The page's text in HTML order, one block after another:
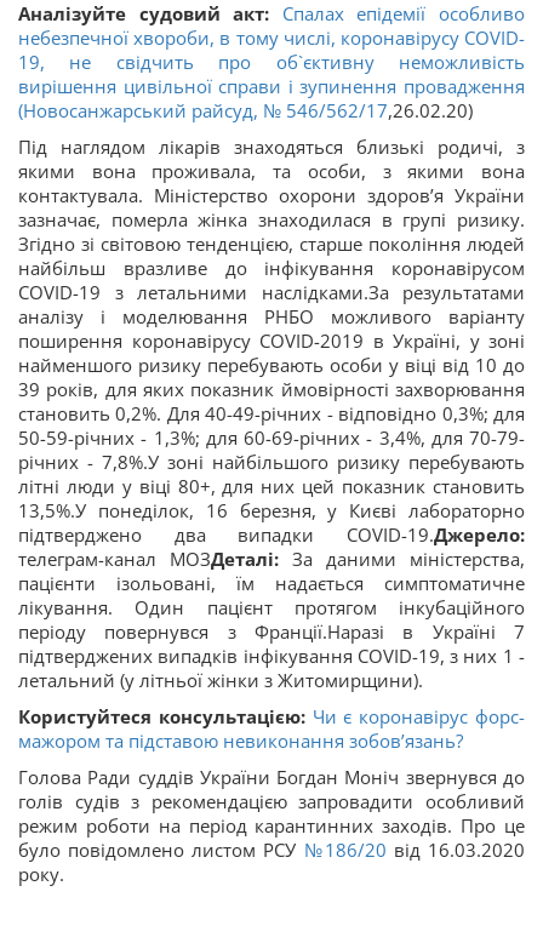
Аналізуйте судовий акт: Спалах епідемії особливо
небезпечної хвороби, в тому числі, коронавірусу COVID-
19, не свідчить про об`єктивну неможливість
вирішення цивільної справи і зупинення провадження
(Новосанжарський райсуд, № 546/562/17,26.02.20)
Під наглядом лікарів знаходяться близькі родичі, з
якими вона проживала, та особи, з якими вона
контактувала. Міністерство охорони здоров’я України
зазначає, померла жінка знаходилася в групі ризику.
Згідно зі світовою тенденцією, старше покоління людей
найбільш вразливе до інфікування коронавірусом
COVID-19 з летальними наслідками.За результатами
аналізу і моделювання РНБО можливого варіанту
поширення коронавірусу COVID-2019 в Україні, у зоні
найменшого ризику перебувають особи у віці від 10 до
39 років, для яких показник ймовірності захворювання
становить 0,2%. Для 40-49-річних - відповідно 0,3%; для
50-59-річних - 1,3%; для 60-69-річних - 3,4%, для 70-79-
річних - 7,8%.У зоні найбільшого ризику перебувають
літні люди у віці 80+, для них цей показник становить
13,5%.У понеділок, 16 березня, у Києві лабораторно
підтверджено два випадки COVID-19.Джерело:
телеграм-канал МОЗДеталі: За даними міністерства,
пацієнти ізольовані, їм надається симптоматичне
лікування. Один пацієнт протягом інкубаційного
періоду повернувся з Франції.Наразі в Україні 7
підтверджених випадків інфікування COVID-19, з них 1 -
летальний (у літньої жінки з Житомирщини).
Користуйтеся консультацією: Чи є коронавірус форс-
мажором та підставою невиконання зобов’язань?
Голова Ради суддів України Богдан Моніч звернувся до
голів судів з рекомендацією запровадити особливий
режим роботи на період карантинних заходів. Про це
було повідомлено листом РСУ №186/20 від 16.03.2020
року.